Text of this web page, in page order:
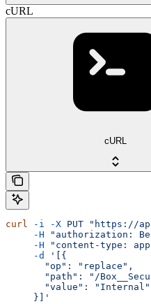
cURL
cURL
curl -i -X PUT "https://
     -H
"authorization:
     -H
"content-type:
     -d
'[{
       "op": "replace",
"path": "/
       "value": "Internal"
     }]'